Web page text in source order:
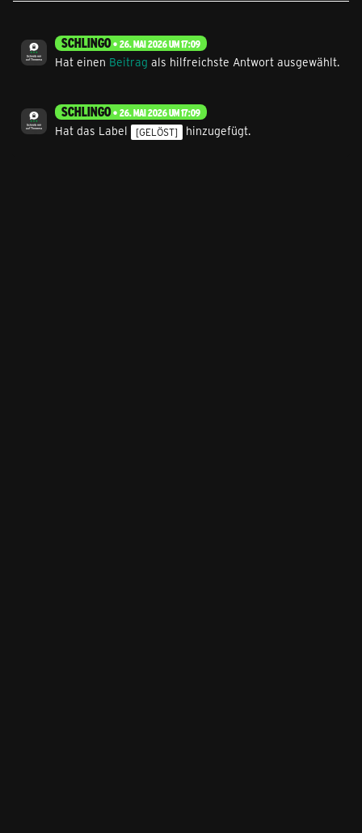
SCHLINGO 26. MAI 2026 UM 17:09
Hat einen Beitrag als hilfreichste Antwort ausgewählt.
SCHLINGO 26. MAI 2026 UM 17:09
Hat das Label [GELÖST] hinzugefügt.